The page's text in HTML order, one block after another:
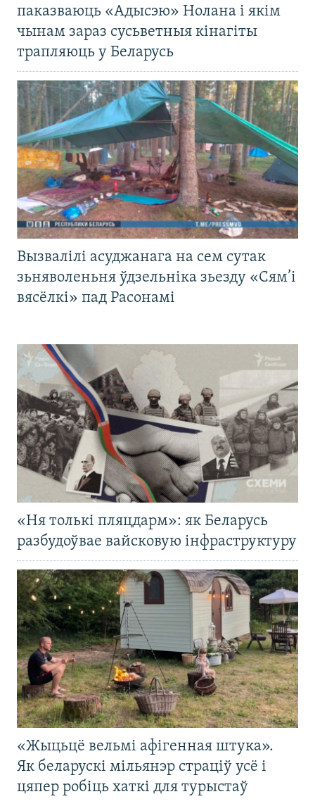
паказваюць «Адысэю» Нолана і якім
чынам зараз сусьветныя кінагіты
трапляюць у Беларусь
Вызвалілі асуджанага на сем сутак
зьняволеньня ўдзельніка зьезду «Сям’і
вясёлкі» пад Расонамі
«Ня толькі пляцдарм»: як Беларусь
разбудоўвае вайсковую інфраструктуру
«Жыцьцё вельмі афігенная штука».
Як беларускі мільянэр страціў усё і
цяпер робіць хаткі для турыстаў